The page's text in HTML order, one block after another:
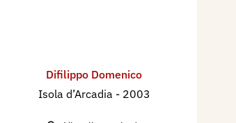
Difilippo Domenico
Isola d’Arcadia - 2003